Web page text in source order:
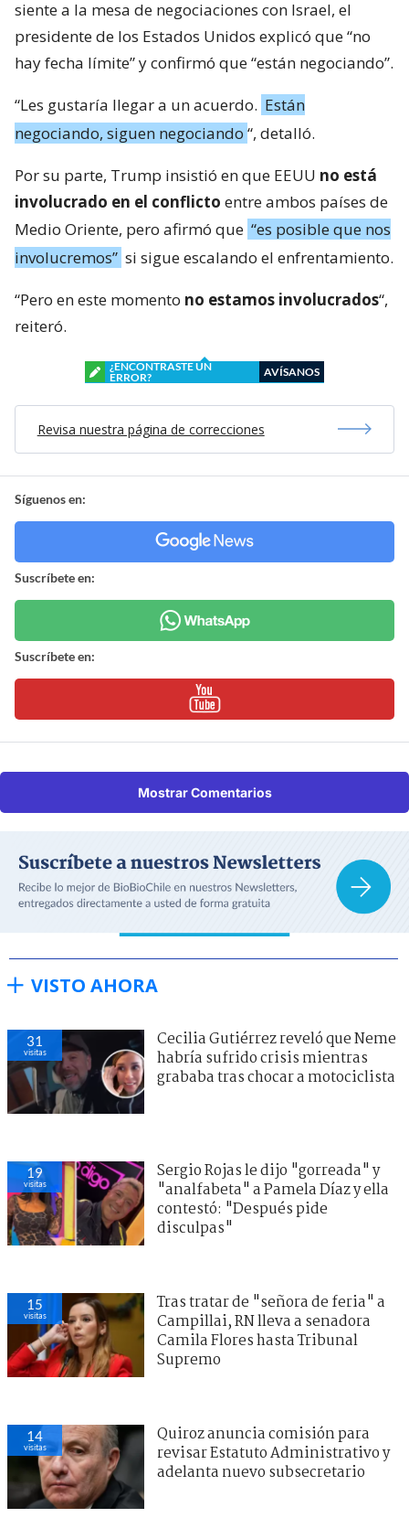
siente a la mesa de negociaciones con Israel, el
presidente de los Estados Unidos explicó que “no
hay fecha límite” y confirmó que “están negociando”.
“Les gustaría llegar a un acuerdo. Están
negociando, siguen negociando “, detalló.
Por su parte, Trump insistió en que EEUU no está
involucrado en el conflicto entre ambos países de
Medio Oriente, pero afirmó que “es posible que nos
involucremos” si sigue escalando el enfrentamiento.
“Pero en este momento no estamos involucrados“,
reiteró.
¿ENCONTRASTE UN
ERROR?
AVÍSANOS
Revisa nuestra página de correcciones
Síguenos en:
Suscríbete en:
Suscríbete en:
Mostrar Comentarios
VISTO AHORA
31
visitas
Cecilia Gutiérrez reveló que Neme
habría sufrido crisis mientras
grababa tras chocar a motociclista
19
visitas
Sergio Rojas le dijo "gorreada" y
"analfabeta" a Pamela Díaz y ella
contestó: "Después pide
disculpas"
15
visitas
Tras tratar de "señora de feria" a
Campillai, RN lleva a senadora
Camila Flores hasta Tribunal
Supremo
14
visitas
Quiroz anuncia comisión para
revisar Estatuto Administrativo y
adelanta nuevo subsecretario